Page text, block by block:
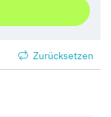
Zurücksetzen